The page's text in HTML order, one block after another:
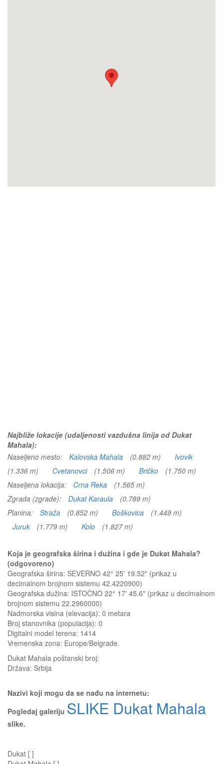
Najbliže lokacije (udaljenosti vazdušna linija od Dukat
Mahala):
Naseljeno mesto:
Kalovska Mahala (0.882 m)
Ivovik
(1.336 m)
Cvetanovci (1.506 m) Bričko
(1.750 m)
Naseljena lokacija:
Crna Reka
(1.565 m)
Zgrada (zgrade):
Dukat Karaula
(0.789 m)
Planina:
Straža (0.852 m) Boškovica
(1.449 m)
Juruk
(1.779 m) Kolo (1.827 m)
Koja je geografska širina i dužina i gde je Dukat Mahala?
(odgovoreno)
Geografska širina: SEVERNO 42° 25' 19.52" (prikaz u
decimalnom brojnom sistemu 42.4220900)
Geografska dužina: ISTOČNO 22° 17' 45.6" (prikaz u decimalnom
brojnom sistemu 22.2960000)
Nadmorska visina (elevacija): 0 metara
Broj stanovnika (populacija): 0
Digitalni model terena: 1414
Vremenska zona: Europe/Belgrade.
Dukat Mahala poštanski broj:
Država: Srbija
Nazivi koji mogu da se nađu na internetu:
Pogledaj galeriju SLIKE Dukat Mahala
slike.
Dukat [ ]